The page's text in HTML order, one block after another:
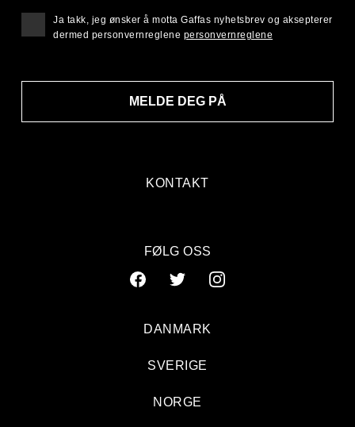
KONTAKT
MELDE DEG PÅ
Ja takk, jeg ønsker å motta Gaffas nyhetsbrev og aksepterer
dermed personvernreglene personvernreglene
FØLG OSS
DANMARK
SVERIGE
NORGE